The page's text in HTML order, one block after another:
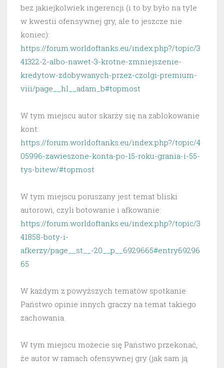
bez jakiejkolwiek ingerencji (i to by było na tyle
w kwestii ofensywnej gry, ale to jeszcze nie
koniec):
https://forum.worldoftanks.eu/index.php?/topic/3
41322-2-albo-nawet-3-krotne-zmniejszenie-
kredytow-zdobywanych-przez-czolgi-premium-
viii/page__hl__adam_b#topmost
W tym miejscu autor skarży się na zablokowanie
kont:
https://forum.worldoftanks.eu/index.php?/topic/4
05996-zawieszone-konta-po-15-roku-grania-i-55-
tys-bitew/#topmost
W tym miejscu poruszany jest temat bliski
autorowi, czyli botowanie i afkowanie:
https://forum.worldoftanks.eu/index.php?/topic/3
41858-boty-i-
afkerzy/page__st__-20__p__6929665#entry69296
65
W każdym z powyższych tematów spotkanie
Państwo opinie innych graczy na temat takiego
zachowania.
W tym miejscu możecie się Państwo przekonać,
że autor w ramach ofensywnej gry (jak sam ją